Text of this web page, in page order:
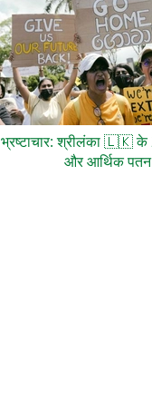
भ्रष्टाचार: श्रीलंका🇱🇰के
और आर्थिक पतन